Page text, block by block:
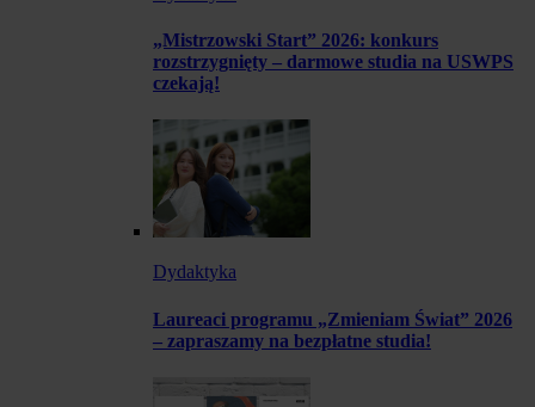
„Mistrzowski Start” 2026: konkurs
rozstrzygnięty – darmowe studia na USWPS
czekają!
Dydaktyka
Laureaci programu „Zmieniam Świat” 2026
– zapraszamy na bezpłatne studia!